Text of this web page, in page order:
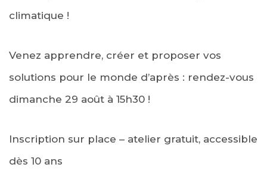
climatique !
Venez apprendre, créer et proposer vos
solutions pour le monde d’après : rendez-vous
dimanche 29 août à 15h30 !
Inscription sur place – atelier gratuit, accessible
dès 10 ans